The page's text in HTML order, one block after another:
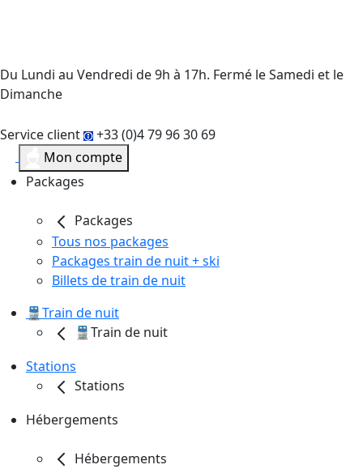
Du Lundi au Vendredi de 9h à 17h. Fermé le Samedi et le
Dimanche
Service client
+33 (0)4 79 96 30 69
Mon compte
Packages
Packages
Tous nos packages
Packages train de nuit + ski
Billets de train de nuit
🚆Train de nuit
🚆Train de nuit
Stations
Stations
Hébergements
Hébergements